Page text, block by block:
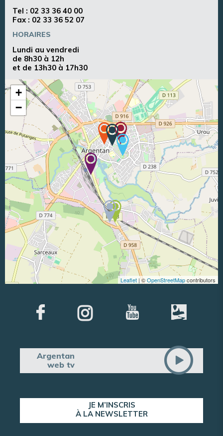
Tel : 02 33 36 40 00
Fax : 02 33 36 52 07
HORAIRES
Lundi au vendredi
de 8h30 à 12h
et de 13h30 à 17h30
+
−
Leaflet | ©OpenStreetMapcontributors
Argentan
web tv
JE M’INSCRIS
À LA NEWSLETTER